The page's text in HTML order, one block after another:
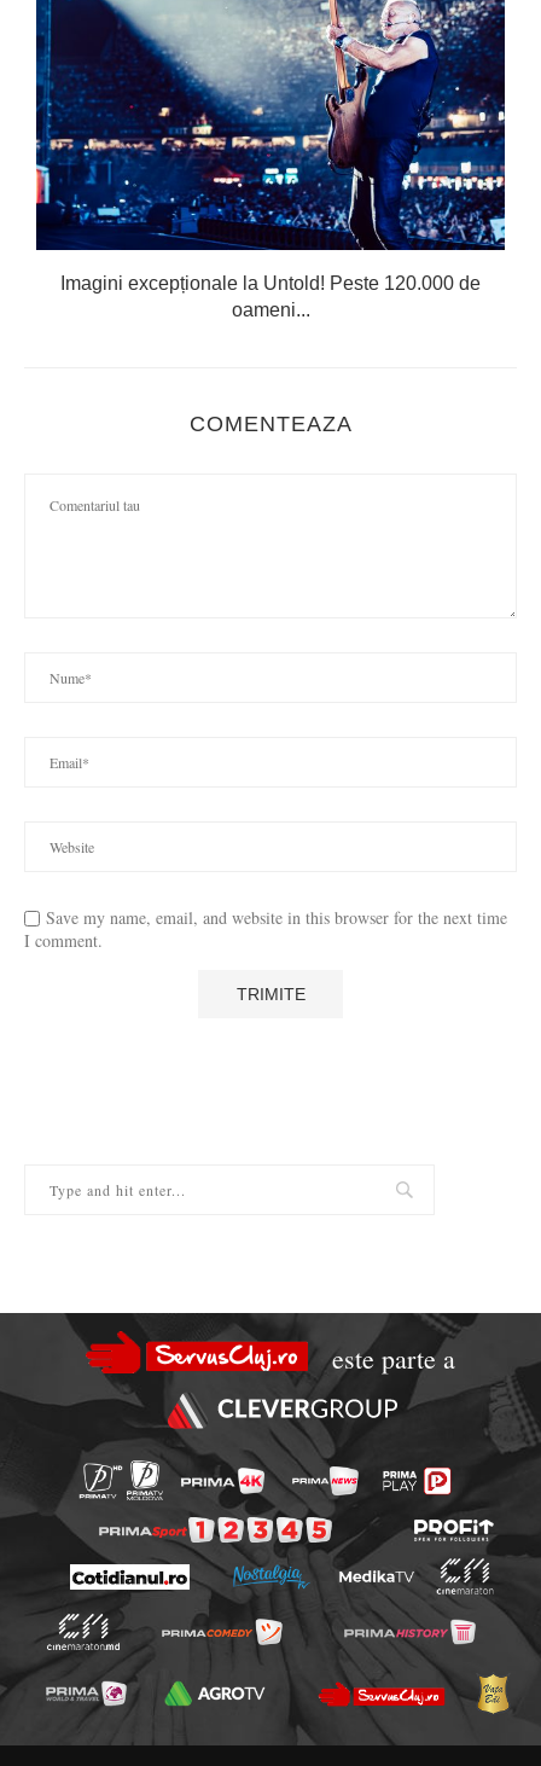
Imagini excepționale la Untold! Peste 120.000 de
oameni...
COMENTEAZA
Save my name, email, and website in this browser for the next time
I comment.
este parte a